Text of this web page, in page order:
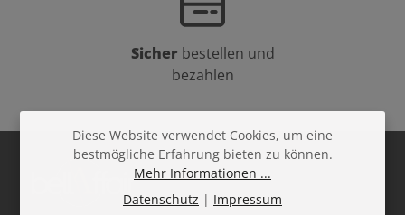
Sicher bestellen und
bezahlen
Diese Website verwendet Cookies, um eine
bestmögliche Erfahrung bieten zu können.
Mehr Informationen ...
Datenschutz | Impressum